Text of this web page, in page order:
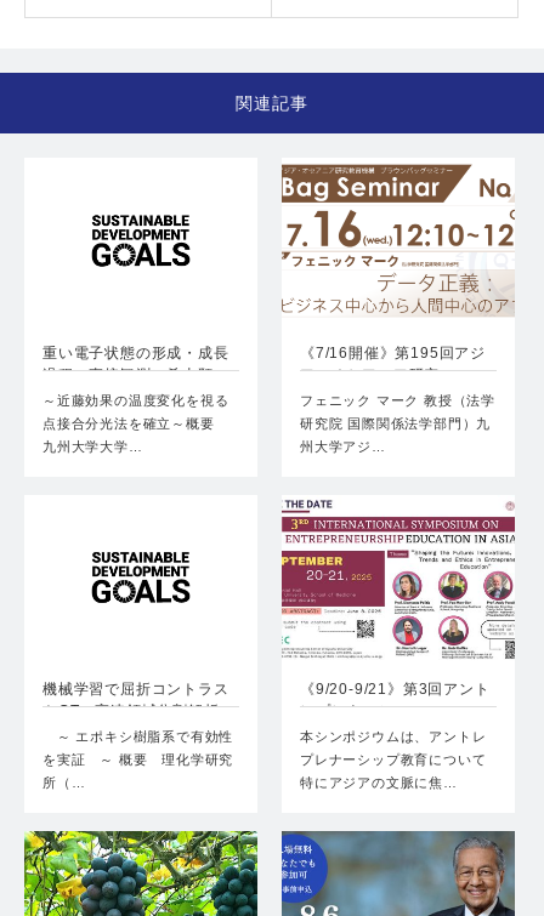
関連記事
重い電子状態の形成・成長
過程の直接観測に希土類
化…
～近藤効果の温度変化を視る
点接合分光法を確立～概要
九州大学大学…
《7/16開催》第195回アジ
ア・オセアニア研究…
フェニック マーク 教授（法学
研究院 国際関係法学部門）九
州大学アジ…
機械学習で屈折コントラス
トCTの高速領域分割解析…
～ エポキシ樹脂系で有効性
を実証 ～ 概要 理化学研究
所（…
《9/20-9/21》第3回アント
レプレナーシッ…
本シンポジウムは、アントレ
プレナーシップ教育について
特にアジアの文脈に焦…